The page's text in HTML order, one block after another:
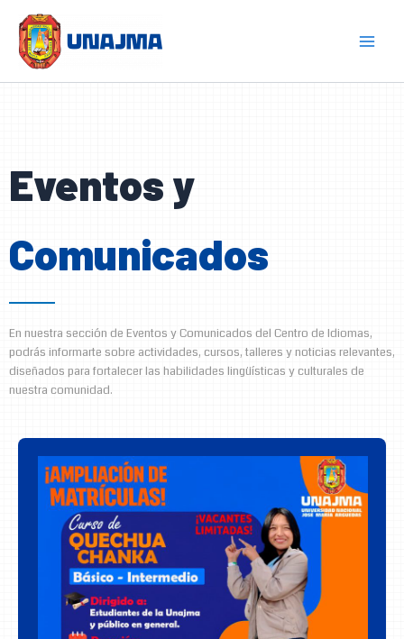
content
Eventos y
Comunicados
En nuestra sección de Eventos y Comunicados del Centro de Idiomas,
podrás informarte sobre actividades, cursos, talleres y noticias relevantes,
diseñados para fortalecer las habilidades lingüísticas y culturales de
nuestra comunidad.